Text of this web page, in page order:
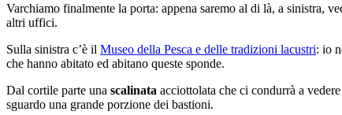
Varchiamo finalmente la porta: appena saremo al di là, a sinistra,
altri uffici.
Sulla sinistra c’è il Museo della Pesca e delle tradizioni lacustri: io
che hanno abitato ed abitano queste sponde.
Dal cortile parte una scalinata acciottolata che ci condurrà a
sguardo una grande porzione dei bastioni.